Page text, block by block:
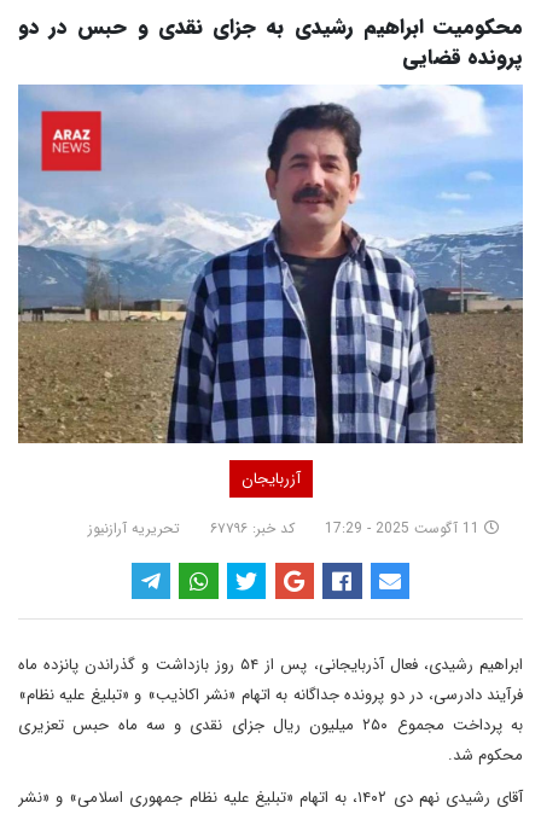
محکومیت ابراهیم رشیدی به جزای نقدی و حبس در دو
پرونده قضایی
آزربایجان
11 آگوست 2025 - 17:29 کد خبر: ۶۷۷۹۶ تحریریه آرازنیوز
ابراهیم رشیدی، فعال آذربایجانی، پس از ۵۴ روز بازداشت و گذراندن پانزده ماه
فرآیند دادرسی، در دو پرونده جداگانه به اتهام «نشر اکاذیب» و «تبلیغ علیه نظام»
به پرداخت مجموع ۲۵۰ میلیون ریال جزای نقدی و سه ماه حبس تعزیری
محکوم شد.
آقای رشیدی نهم دی ۱۴۰۲، به اتهام «تبلیغ علیه نظام جمهوری اسلامی» و «نشر